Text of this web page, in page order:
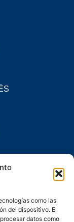
como las
del dispositivo. El
datos como
nacional
W
h
a